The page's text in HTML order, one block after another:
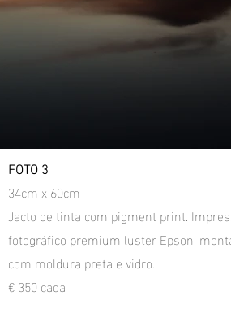
FOTO 3
34cm x 60cm
Jacto de tinta com pigment print.
fotográfico premium luster Epson,
com moldura preta e vidro.
€ 350 cada